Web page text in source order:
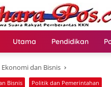
Utama Pendidikan
Ekonomi dan Bisnis
Bisnis Politik dan Pemerintahan